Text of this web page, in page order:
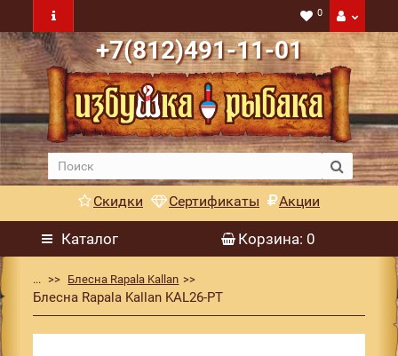
0
+7(812)491-11-01
Скидки Сертификаты Акции
Каталог Корзина: 0
... Блесна Rapala Kallan
Блесна Rapala Kallan KAL26-PT